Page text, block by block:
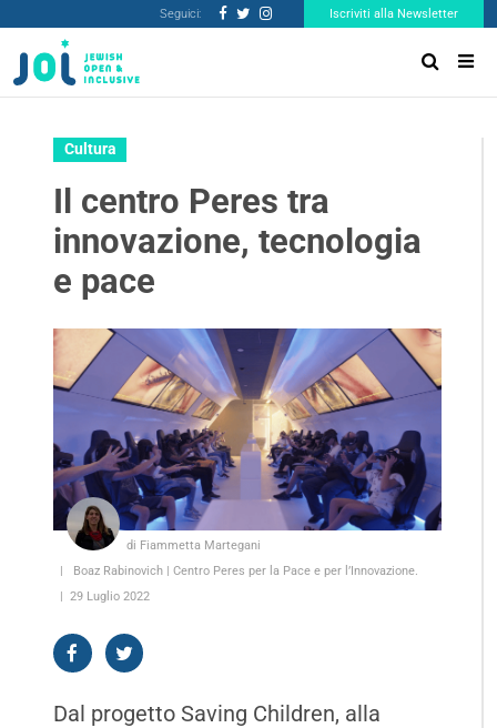
Seguici: Iscriviti alla Newsletter
Cultura
Il centro Peres tra
innovazione, tecnologia
e pace
di Fiammetta Martegani
Boaz Rabinovich | Centro Peres per la Pace e per l’Innovazione.
29 Luglio 2022
Dal progetto Saving Children, alla